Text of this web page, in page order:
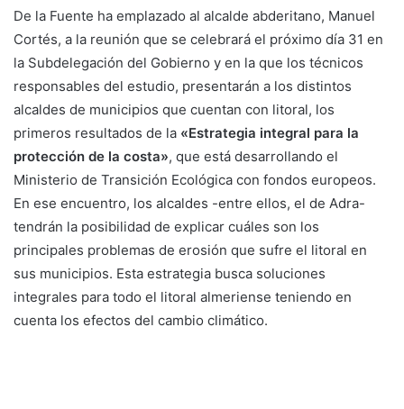
De la Fuente ha emplazado al alcalde abderitano, Manuel
Cortés, a la reunión que se celebrará el próximo día 31 en
la Subdelegación del Gobierno y en la que los técnicos
responsables del estudio, presentarán a los distintos
alcaldes de municipios que cuentan con litoral, los
primeros resultados de la «Estrategia integral para la
protección de la costa», que está desarrollando el
Ministerio de Transición Ecológica con fondos europeos.
En ese encuentro, los alcaldes -entre ellos, el de Adra-
tendrán la posibilidad de explicar cuáles son los
principales problemas de erosión que sufre el litoral en
sus municipios. Esta estrategia busca soluciones
integrales para todo el litoral almeriense teniendo en
cuenta los efectos del cambio climático.